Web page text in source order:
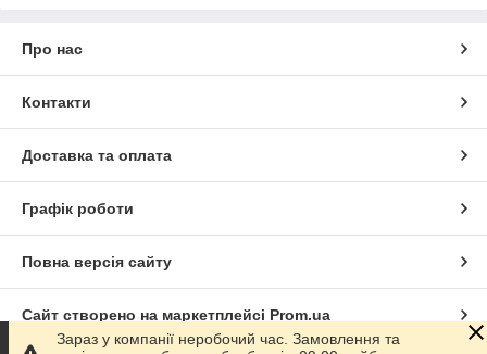
Про нас
Контакти
Доставка та оплата
Графік роботи
Повна версія сайту
Сайт створено на маркетплейсі Prom.ua
Зараз у компанії неробочий час. Замовлення та